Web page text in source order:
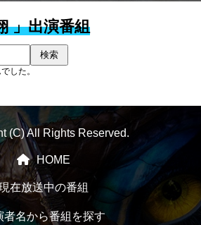
」出演番組
検索
した。
(C) All Rights Reserved.
HOME
在放送中の番組
者名から番組を探す